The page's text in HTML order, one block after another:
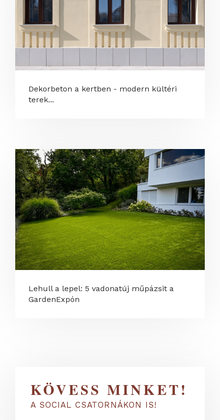
Dekorbeton a kertben - modern kültéri
terek...
Lehull a lepel: 5 vadonatúj műpázsit a
GardenExpón
KÖVESS MINKET!
A SOCIAL CSATORNÁKON IS!